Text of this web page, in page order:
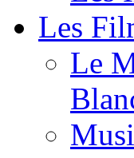
Les
Le